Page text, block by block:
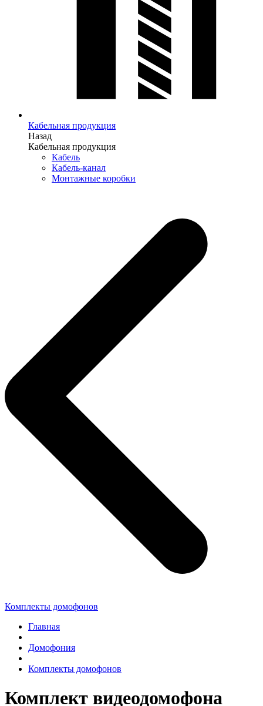
Кабельная продукция
Назад
Кабельная продукция
Кабель
Кабель-канал
Монтажные коробки
Комплекты домофонов
Главная
Домофония
Комплекты домофонов
Комплект видеодомофона